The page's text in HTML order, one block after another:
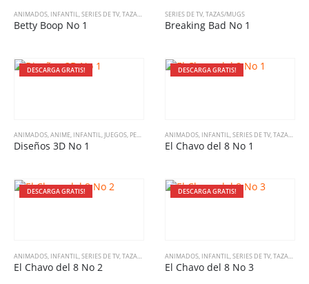
ANIMADOS, INFANTIL,SERIES DE TV,TAZAS/MUGS VINTAGE
Betty Boop No 1
SERIES DE TV,TAZAS/MUGS
Breaking Bad No 1
DESCARGA GRATIS!
ANIMADOS,ANIME, INFANTIL, JUEGOS, PELÍCULAS SERIES DE TV,TAZAS/MUGS,VARIADO
Diseños 3D No 1
DESCARGA GRATIS!
ANIMADOS, INFANTIL,SERIES DE TV,TAZAS/MUGS
El Chavo del 8 No 1
DESCARGA GRATIS!
ANIMADOS, INFANTIL,SERIES DE TV,TAZAS/MUGS
El Chavo del 8 No 2
DESCARGA GRATIS!
ANIMADOS, INFANTIL,SERIES DE TV,TAZAS/MUGS
El Chavo del 8 No 3